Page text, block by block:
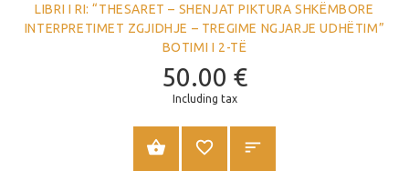
LIBRI I RI: “THESARET – SHENJAT PIKTURA SHKËMBORE
INTERPRETIMET ZGJIDHJE – TREGIME NGJARJE UDHËTIM”
BOTIMI I 2-TË
50.00 €
Including tax
SHTOJE NË SHPORTË